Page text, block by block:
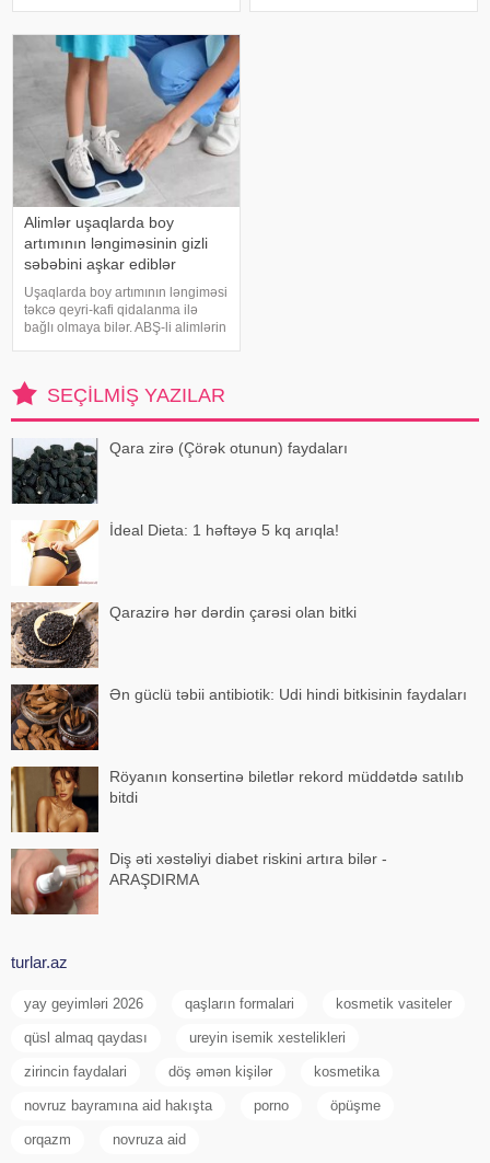
hindi bitkisi nədir?. xəbər verir ki,
Alimlər uşaqlarda boy
artımının ləngiməsinin gizli
səbəbini aşkar ediblər
Uşaqlarda boy artımının ləngiməsi
təkcə qeyri-kafi qidalanma ilə
bağlı olmaya bilər. ABŞ-li alimlərin
bakteriyalar hələ ana bətnində
olarkən körpənin inkişafın
SEÇILMIŞ YAZILAR
Qara zirə (Çörək otunun) faydaları
İdeal Dieta: 1 həftəyə 5 kq arıqla!
Qarazirə hər dərdin çarəsi olan bitki
Ən güclü təbii antibiotik: Udi hindi bitkisinin faydaları
Röyanın konsertinə biletlər rekord müddətdə satılıb
bitdi
Diş əti xəstəliyi diabet riskini artıra bilər -
ARAŞDIRMA
turlar.az
yay geyimləri 2026 qaşların formalari kosmetik vasiteler
qüsl almaq qaydası ureyin isemik xestelikleri
zirincin faydalari döş əmən kişilər kosmetika
novruz bayramına aid hakışta porno öpüşme
orqazm novruza aid